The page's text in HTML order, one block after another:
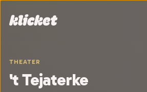
THEATER
't Tejaterke